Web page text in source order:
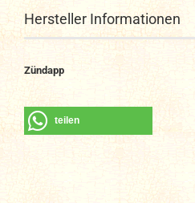
Hersteller Informationen
Zündapp
teilen